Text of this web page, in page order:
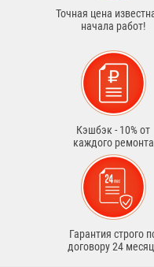
Точная цена
начала работ!
Кэшбэк - 10% от
каждого ремонта
Гарантия строго
договору 24